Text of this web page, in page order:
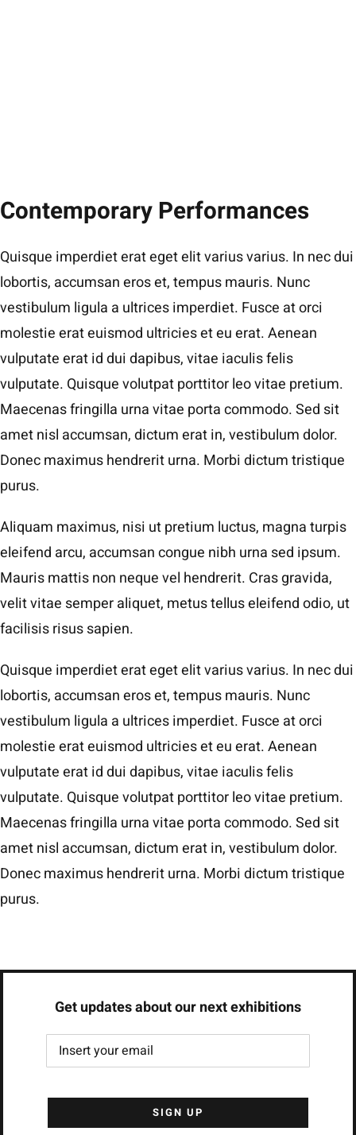
Contemporary Performances
Quisque imperdiet erat eget elit varius varius. In nec dui
lobortis, accumsan eros et, tempus mauris. Nunc
vestibulum ligula a ultrices imperdiet. Fusce at orci
molestie erat euismod ultricies et eu erat. Aenean
vulputate erat id dui dapibus, vitae iaculis felis
vulputate. Quisque volutpat porttitor leo vitae pretium.
Maecenas fringilla urna vitae porta commodo. Sed sit
amet nisl accumsan, dictum erat in, vestibulum dolor.
Donec maximus hendrerit urna. Morbi dictum tristique
purus.
Aliquam maximus, nisi ut pretium luctus, magna turpis
eleifend arcu, accumsan congue nibh urna sed ipsum.
Mauris mattis non neque vel hendrerit. Cras gravida,
velit vitae semper aliquet, metus tellus eleifend odio, ut
facilisis risus sapien.
Quisque imperdiet erat eget elit varius varius. In nec dui
lobortis, accumsan eros et, tempus mauris. Nunc
vestibulum ligula a ultrices imperdiet. Fusce at orci
molestie erat euismod ultricies et eu erat. Aenean
vulputate erat id dui dapibus, vitae iaculis felis
vulputate. Quisque volutpat porttitor leo vitae pretium.
Maecenas fringilla urna vitae porta commodo. Sed sit
amet nisl accumsan, dictum erat in, vestibulum dolor.
Donec maximus hendrerit urna. Morbi dictum tristique
purus.
Get updates about our next exhibitions